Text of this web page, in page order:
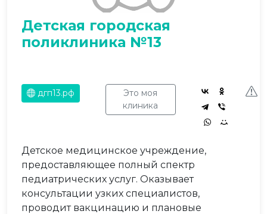
Детская городская
поликлиника №13
дгп13.рф
Это моя
клиника
Детское медицинское учреждение,
предоставляющее полный спектр
педиатрических услуг. Оказывает
консультации узких специалистов,
проводит вакцинацию и плановые